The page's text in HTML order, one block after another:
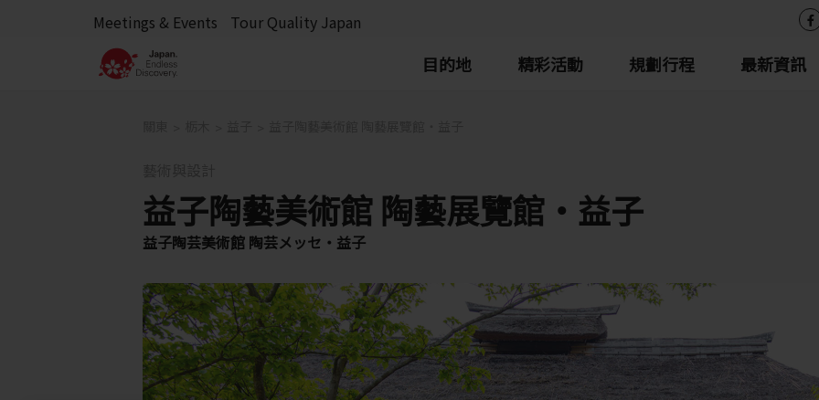
Meetings & Events Tour Quality Japan
目的地 精彩活動 規劃行程 最新資訊
益子陶藝美術館 陶藝展覽館・益子
益子陶芸美術館 陶芸メッセ・益子